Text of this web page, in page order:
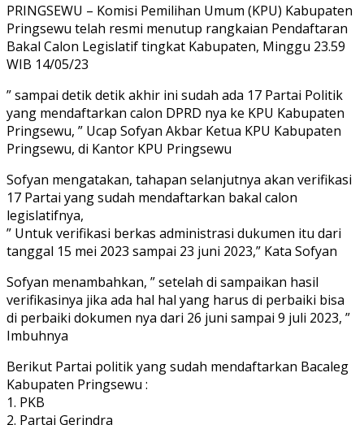
PRINGSEWU – Komisi Pemilihan Umum (KPU) Kabupaten
Pringsewu telah resmi menutup rangkaian Pendaftaran
Bakal Calon Legislatif tingkat Kabupaten, Minggu 23.59
WIB 14/05/23
” sampai detik detik akhir ini sudah ada 17 Partai Politik
yang mendaftarkan calon DPRD nya ke KPU Kabupaten
Pringsewu, ” Ucap Sofyan Akbar Ketua KPU Kabupaten
Pringsewu, di Kantor KPU Pringsewu
Sofyan mengatakan, tahapan selanjutnya akan verifikasi
17 Partai yang sudah mendaftarkan bakal calon
legislatifnya,
” Untuk verifikasi berkas administrasi dukumen itu dari
tanggal 15 mei 2023 sampai 23 juni 2023,” Kata Sofyan
Sofyan menambahkan, ” setelah di sampaikan hasil
verifikasinya jika ada hal hal yang harus di perbaiki bisa
di perbaiki dokumen nya dari 26 juni sampai 9 juli 2023, ”
Imbuhnya
Berikut Partai politik yang sudah mendaftarkan Bacaleg
Kabupaten Pringsewu :
1. PKB
2. Partai Gerindra